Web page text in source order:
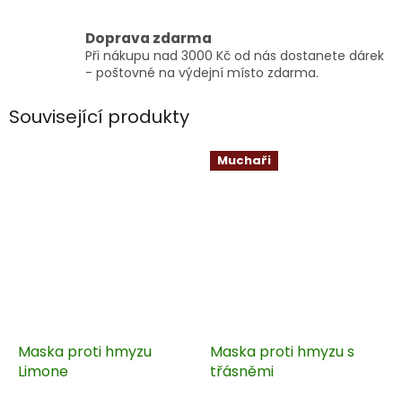
Doprava zdarma
Při nákupu nad 3000 Kč od nás dostanete dárek
- poštovné na výdejní místo zdarma.
Související produkty
Maska proti hmyzu
Limone
Muchaři
Maska proti hmyzu s
třásněmi